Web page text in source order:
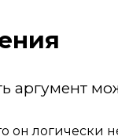
аргумент
он логически